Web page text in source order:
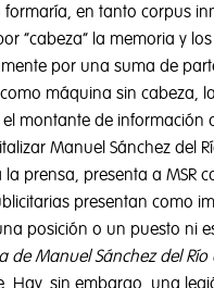
en tanto corpus
“cabeza” la memoria y
por una suma de
máquina sin cabeza,
montante de información
Manuel Sánchez del
prensa, presenta a MSR
presentan como
posición o un puesto ni
de Manuel Sánchez del Río